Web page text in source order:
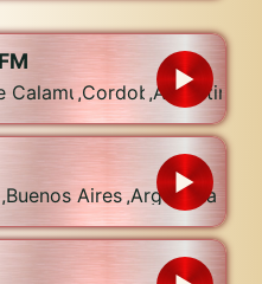
Calamuchita
,Cordoba
,Argentina
,Buenos Aires ,Argentina